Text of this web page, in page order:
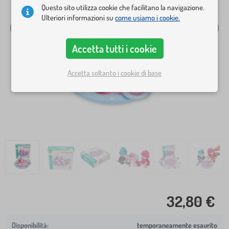
32,80 €
temporaneamente esaurito
Questo sito utilizza cookie che facilitano la navigazione.
Ulteriori informazioni sucome usiamo i cookie.
Accetta tutti i cookie
Accetta soltanto i cookie di base